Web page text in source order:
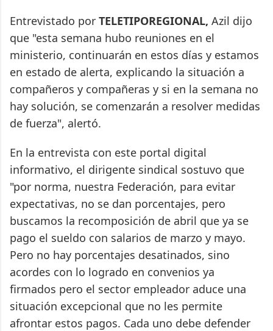
Entrevistado por TELETIPOREGIONAL, Azil dijo
que "esta semana hubo reuniones en el
ministerio, continuarán en estos días y estamos
en estado de alerta, explicando la situación a
compañeros y compañeras y si en la semana no
hay solución, se comenzarán a resolver medidas
de fuerza", alertó.
En la entrevista con este portal digital
informativo, el dirigente sindical sostuvo que
"por norma, nuestra Federación, para evitar
expectativas, no se dan porcentajes, pero
buscamos la recomposición de abril que ya se
pago el sueldo con salarios de marzo y mayo.
Pero no hay porcentajes desatinados, sino
acordes con lo logrado en convenios ya
firmados pero el sector empleador aduce una
situación excepcional que no les permite
afrontar estos pagos. Cada uno debe defender